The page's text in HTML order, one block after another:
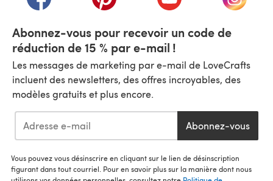
Abonnez-vous pour recevoir un code de
réduction de 15 % par e-mail !
Les messages de marketing par e-mail de LoveCrafts
incluent des newsletters, des offres incroyables, des
modèles gratuits et plus encore.
Abonnez-vous
Vous pouvez vous désinscrire en cliquant sur le lien de désinscription
figurant dans tout courriel. Pour en savoir plus sur la manière dont nous